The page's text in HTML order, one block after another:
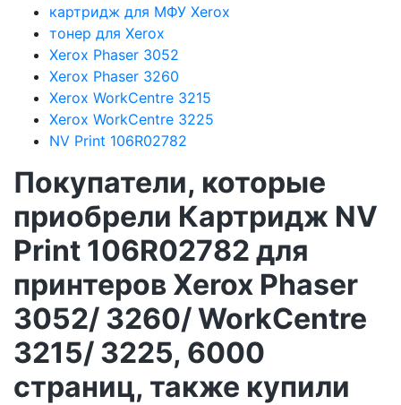
картридж для МФУ Xerox
тонер для Xerox
Xerox Phaser 3052
Xerox Phaser 3260
Xerox WorkCentre 3215
Xerox WorkCentre 3225
NV Print 106R02782
Покупатели, которые
приобрели Картридж NV
Print 106R02782 для
принтеров Xerox Phaser
3052/ 3260/ WorkCentre
3215/ 3225, 6000
страниц, также купили